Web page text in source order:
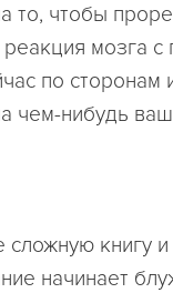
то, чтобы
мозга с
по сторонам
чем-нибудь
сложную книгу
начинает